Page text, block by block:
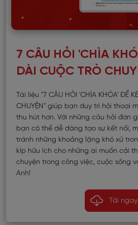
7 CÂU HỎI 'CHÌA
DÀI CUỘC TRÒ
Tài liệu "7 CÂU HỎI 'CHÌA KHÓA' ĐỂ
CHUYỆN" giúp bạn duy trì hội thoại
thu hút hơn. Với những câu hỏi đơn
bạn có thể dễ dàng tạo sự kết nối,
tránh những khoảng lặng khó xử
kíp hữu ích cho những ai muốn cải
chuyện trong công việc, cuộc sống
Anh!
Tải ngay